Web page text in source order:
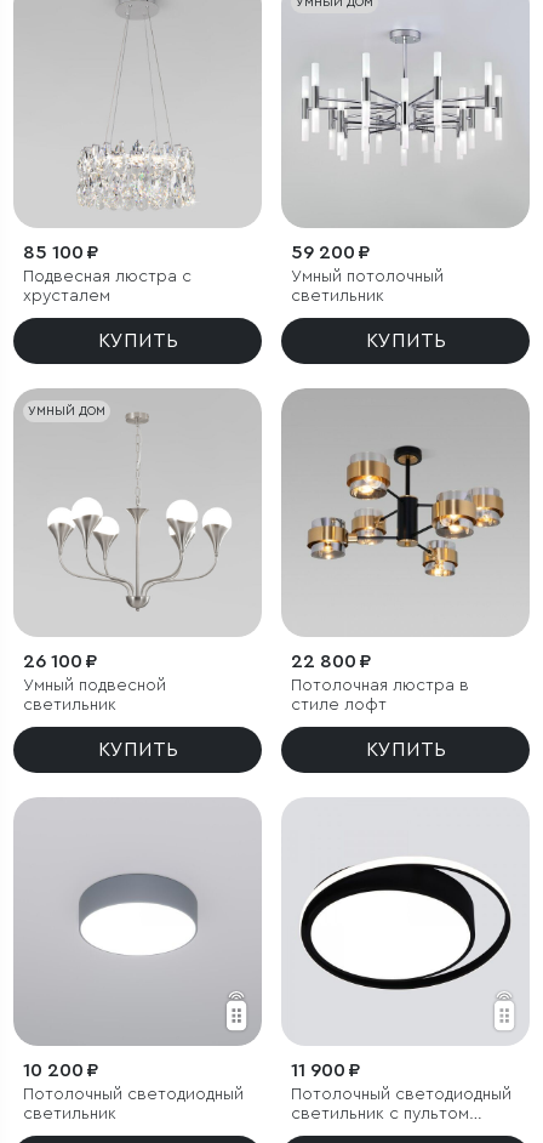
85 100 ₽
Подвесная люстра с
хрусталем
КУПИТЬ
УМНЫЙ ДОМ
59 200 ₽
Умный потолочный
светильник
КУПИТЬ
УМНЫЙ ДОМ
26 100 ₽
Умный подвесной
светильник
КУПИТЬ
22 800 ₽
Потолочная люстра в
стиле лофт
КУПИТЬ
10 200 ₽
Потолочный светодиодный
светильник
11 900 ₽
Потолочный светодиодный
светильник с пультом
управления